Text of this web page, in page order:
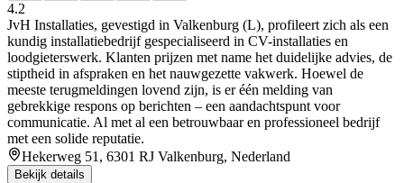
4.2
JvH Installaties, gevestigd in Valkenburg (L), profileert zich als een
kundig installatiebedrijf gespecialiseerd in CV-installaties en
loodgieterswerk. Klanten prijzen met name het duidelijke advies, de
stiptheid in afspraken en het nauwgezette vakwerk. Hoewel de
meeste terugmeldingen lovend zijn, is er één melding van
gebrekkige respons op berichten – een aandachtspunt voor
communicatie. Al met al een betrouwbaar en professioneel bedrijf
met een solide reputatie.
Hekerweg 51, 6301 RJ Valkenburg, Nederland
Bekijk details